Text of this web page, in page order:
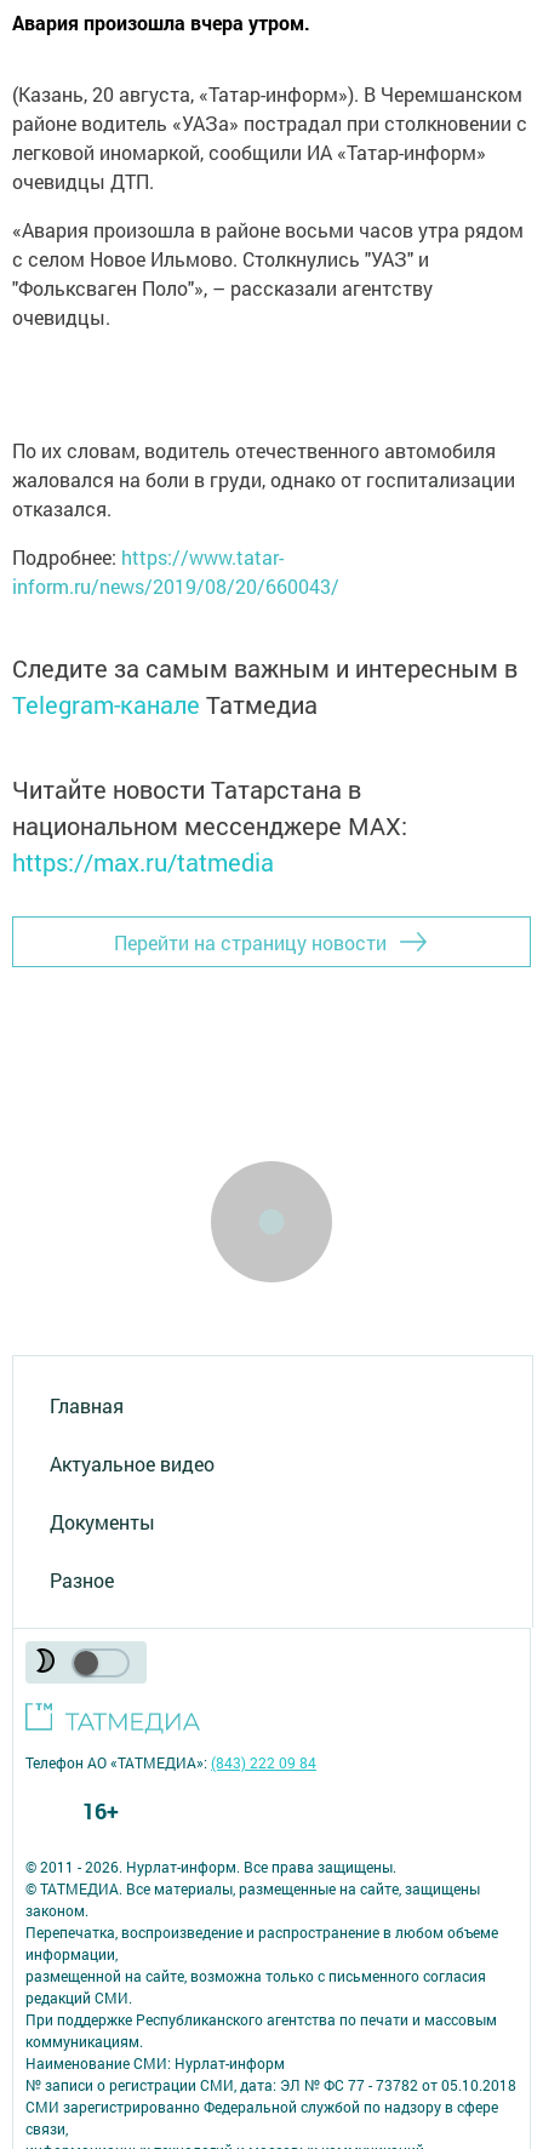
Авария произошла вчера утром.
(Казань, 20 августа, «Татар-информ»). В Черемшанском
районе водитель «УАЗа» пострадал при столкновении с
легковой иномаркой, сообщили ИА «Татар-информ»
очевидцы ДТП.
«Авария произошла в районе восьми часов утра рядом
с селом Новое Ильмово. Столкнулись "УАЗ" и
"Фольксваген Поло"», – рассказали агентству
очевидцы.
По их словам, водитель отечественного автомобиля
жаловался на боли в груди, однако от госпитализации
отказался.
Подробнее: https://www.tatar-
inform.ru/news/2019/08/20/660043/
Следите за самым важным и интересным в
Telegram-канале Татмедиа
Читайте новости Татарстана в
национальном мессенджере MАХ:
https://max.ru/tatmedia
Перейти на страницу новости
Главная
Актуальное видео
Документы
Разное
© 2011 - 2026. Нурлат-⁠информ. Все права защищены.
© ТАТМЕДИА. Все материалы, размещенные на сайте, защищены
законом.
Перепечатка, воспроизведение и распространение в любом объеме
информации,
размещенной на сайте, возможна только с письменного согласия
редакций СМИ.
При поддержке Республиканского агентства по печати и массовым
коммуникациям.
Наименование СМИ: Нурлат-⁠информ
№ записи о регистрации СМИ, дата: ЭЛ № ФС 77 -⁠ 73782 от 05.10.2018
СМИ зарегистрированно Федеральной службой по надзору в сфере
связи,
Телефон АО «ТАТМЕДИА»:(843) 222 09 84
16+